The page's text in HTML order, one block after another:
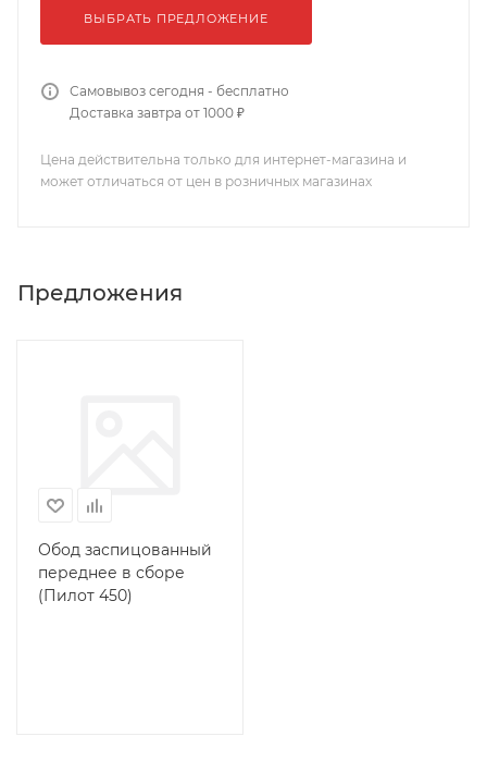
ВЫБРАТЬ ПРЕДЛОЖЕНИЕ
Самовывоз сегодня - бесплатно
Доставка завтра от 1000 ₽
Цена действительна только для интернет-магазина и
может отличаться от цен в розничных магазинах
Предложения
Обод заспицованный
переднее в сборе
(Пилот 450)